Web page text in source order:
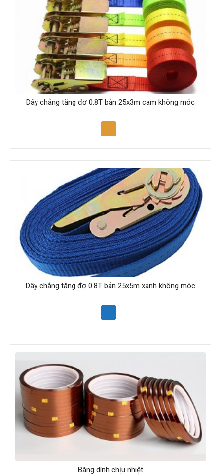
Dây chằng tăng đơ 0.8T bản 25x3m cam không móc
Dây chằng tăng đơ 0.8T bản 25x5m xanh không móc
Băng dính chịu nhiệt